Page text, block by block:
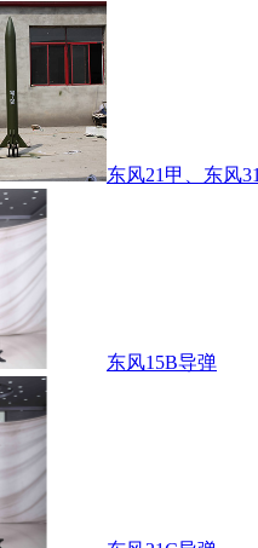
东风21甲、东风
东风15B导弹